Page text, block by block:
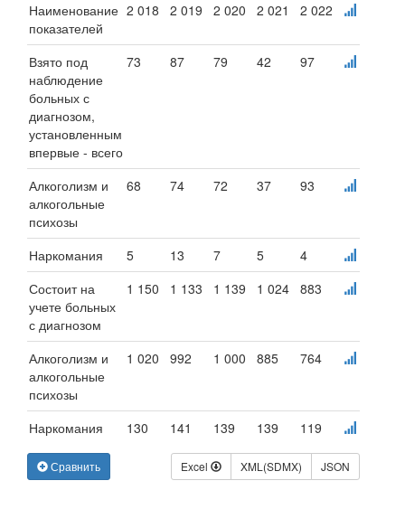
Наименование
показателей
2 018 2 019 2 020 2 021 2 022
Взято под
наблюдение
больных с
диагнозом,
установленным
впервые - всего
73 87 79 42 97
Алкоголизм и
алкогольные
психозы
68 74 72 37 93
Наркомания 5 13 7 5
4
Состоит на
учете больных
с диагнозом
1 150 1 133 1 139 1 024 883
Алкоголизм и
алкогольные
психозы
1 020 992 1 000 885 764
Наркомания 130 141 139 139 119
Сравнить Excel XML(SDMX) JSON